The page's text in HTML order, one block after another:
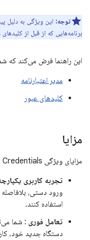
توجه: این ویژگی به دلیل
برنامه‌هایی که از قبل از
این راهنما فرض می‌کند که
مدیر اعتبارنامه
کلیدهای عبور
مزایا
مزایای ویژگی Restore Credentials عبارتند از:
تجربه کاربری
ورود دستی،
استفاده کنند.
تعامل فوری : شما
دستگاه جدید خود،